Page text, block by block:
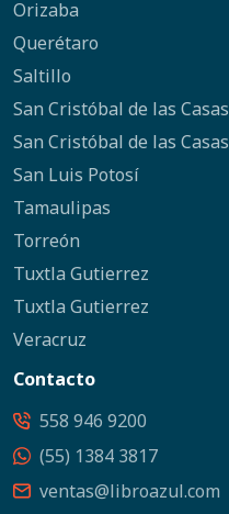
Orizaba
Querétaro
Saltillo
San Cristóbal de las Casas
San Cristóbal de las Casas
San Luis Potosí
Tamaulipas
Torreón
Tuxtla Gutierrez
Tuxtla Gutierrez
Veracruz
Contacto
558 946 9200
(55) 1384 3817
ventas@libroazul.com